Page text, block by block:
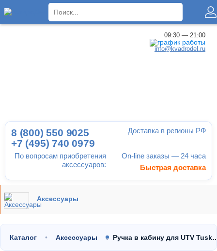
09:30 — 21:00
info@kvadrodel.ru
По вопросам приобретения
аксессуаров:
8 (800) 550 9025
+7 (495) 740 0979
Доставка в регионы РФ
On-line заказы — 24 часа
Быстрая доставка
Аксессуары
Каталог Аксессуары Ручка в кабину для UTV
×